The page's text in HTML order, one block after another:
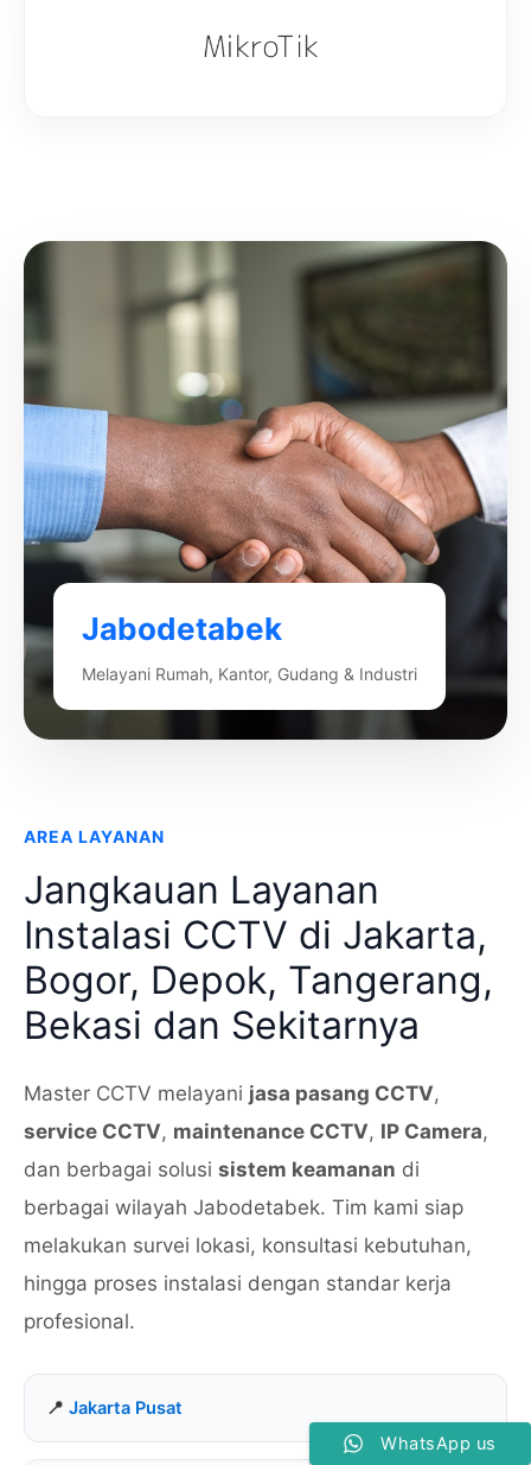
Jabodetabek
Melayani Rumah, Kantor, Gudang & Industri
AREA LAYANAN
Jangkauan Layanan
Instalasi CCTV di Jakarta,
Bogor, Depok, Tangerang,
Bekasi dan Sekitarnya
Master CCTV melayani jasa pasang CCTV,
service CCTV, maintenance CCTV, IP Camera,
dan berbagai solusi sistem keamanan di
berbagai wilayah Jabodetabek. Tim kami siap
melakukan survei lokasi, konsultasi kebutuhan,
hingga proses instalasi dengan standar kerja
profesional.
Jakarta Pusat
WhatsApp us